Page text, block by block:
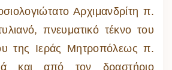
Αρχιμανδρίτη π.
πνευματικό τέκνο του
της Ιεράς Μητροπόλεως π.
και από τον δραστήριο